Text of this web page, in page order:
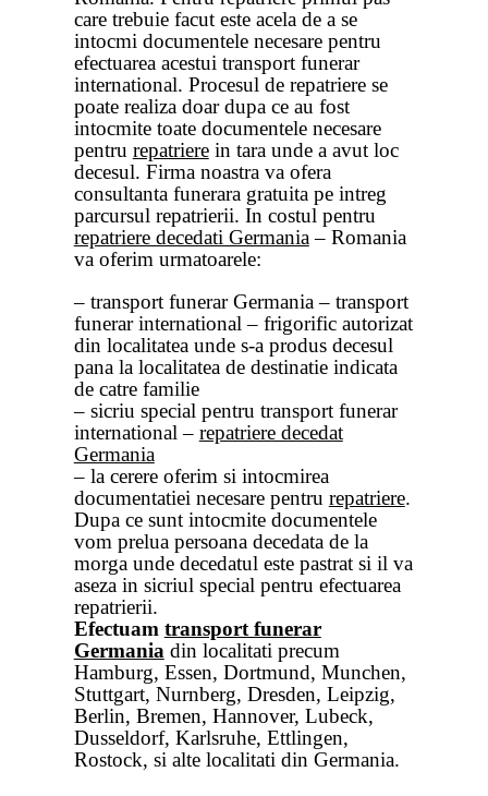
care trebuie facut este acela de a se
intocmi documentele necesare pentru
efectuarea acestui transport funerar
international. Procesul de repatriere se
poate realiza doar dupa ce au fost
intocmite toate documentele necesare
pentru repatrierein tara unde a avut loc
decesul. Firma noastra va ofera
consultanta funerara gratuita pe intreg
parcursul repatrierii. In costul pentru
repatriere decedati Germania– Romania
va oferim urmatoarele:
– transport funerar Germania – transport
funerar international – frigorific autorizat
din localitatea unde s-a produs decesul
pana la localitatea de destinatie indicata
de catre familie
– sicriu special pentru transport funerar
international – repatriere decedat
Germania
– la cerere oferim si intocmirea
documentatiei necesare pentru repatriere.
Dupa ce sunt intocmite documentele
vom prelua persoana decedata de la
morga unde decedatul este pastrat si il va
aseza in sicriul special pentru efectuarea
repatrierii.
Efectuam transport funerar
Germania din localitati precum
Hamburg, Essen, Dortmund, Munchen,
Stuttgart, Nurnberg, Dresden, Leipzig,
Berlin, Bremen, Hannover, Lubeck,
Dusseldorf, Karlsruhe, Ettlingen,
Rostock, si alte localitati din Germania.